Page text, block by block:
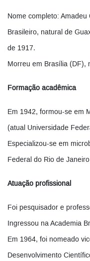
Nome completo: Amadeu
Brasileiro, natural de
de 1917.
Morreu em Brasília (DF),
Formação acadêmica
Em 1942, formou-se em
(atual Universidade
Especializou-se em
Federal do Rio de
Atuação profissional
Foi pesquisador e
Ingressou na Academia
Em 1964, foi nomeado
Desenvolvimento